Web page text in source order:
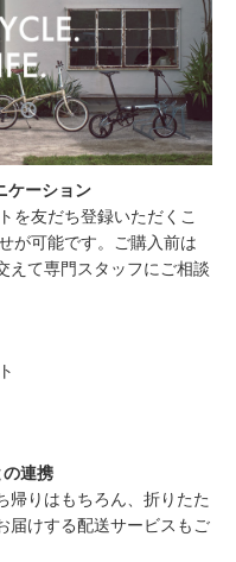
ケーション
を友だち登録いただくこ
が可能です。ご購入前は
えて専門スタッフにご相談
連携
帰りはもちろん、折りたた
届けする配送サービスもご